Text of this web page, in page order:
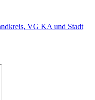
VG KA und Stadt